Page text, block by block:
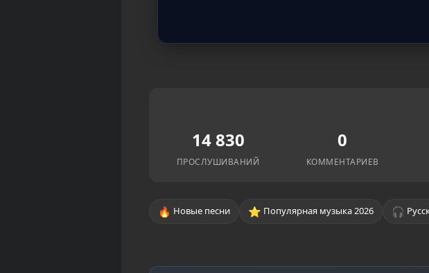
14 830
ПРОСЛУШИВАНИЙ
0
КОММЕНТАРИЕВ
🔥 Новые песни ⭐ Популярная музыка 2026 🎧